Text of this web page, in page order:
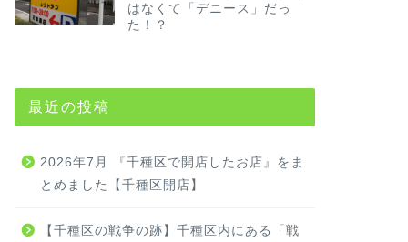
はなくて「デニース」だっ
た！？
最近の投稿
2026年7月 『千種区で開店したお店』をま
とめました【千種区開店】
【千種区の戦争の跡】千種区内にある「戦